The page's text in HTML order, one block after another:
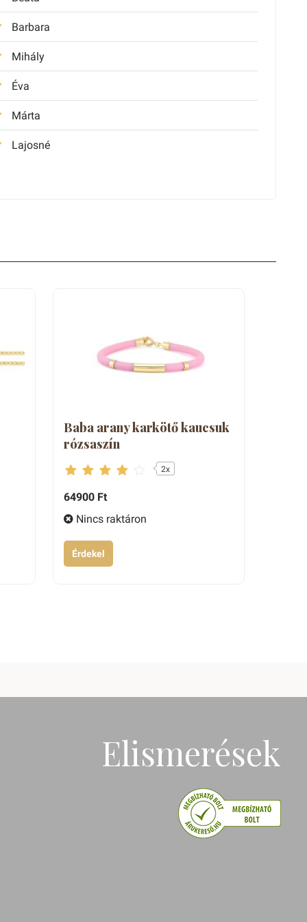
Barbara
Mihály
Éva
Márta
Lajosné
ajándék!
Baba arany karkötő kaucsuk
rózsaszín
2x
64900 Ft
Nincs raktáron
Érdekel
Elismerések